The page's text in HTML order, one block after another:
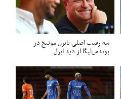
سه رقیب اصلی بایرن مونیخ در
بوندس‌لیگا از دید ابرل